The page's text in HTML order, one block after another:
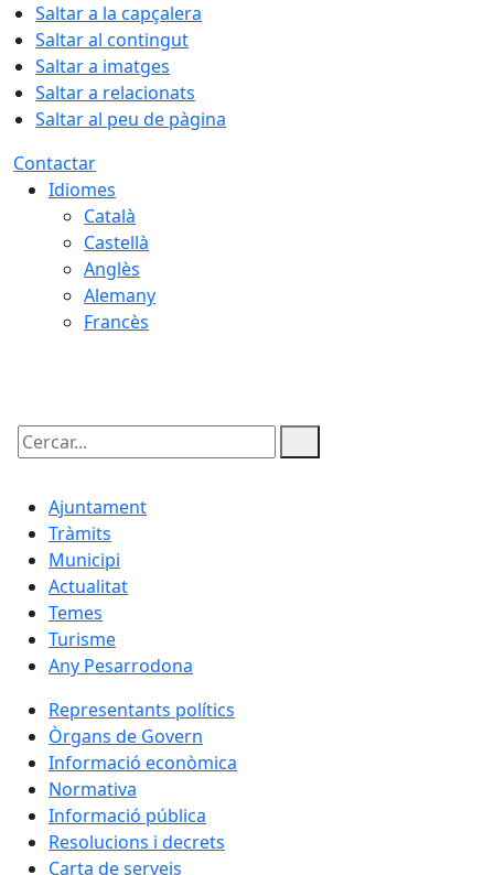
Saltar a la capçalera
Saltar al contingut
Saltar a imatges
Saltar a relacionats
Saltar al peu de pàgina
Contactar
Idiomes
Català
Castellà
Anglès
Alemany
Francès
Cercar:
Ajuntament
Tràmits
Municipi
Actualitat
Temes
Turisme
Any Pesarrodona
Representants polítics
Òrgans de Govern
Informació econòmica
Normativa
Informació pública
Resolucions i decrets
Carta de serveis